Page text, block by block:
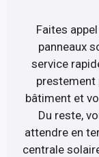
Faites
panneaux
service
prestement
bâtiment et
Du reste,
attendre en
centrale